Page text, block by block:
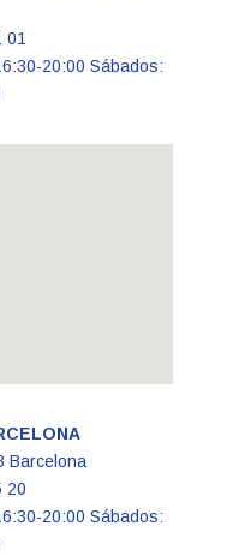
01
20:00 Sábados:
Barcelona
20
20:00 Sábados: